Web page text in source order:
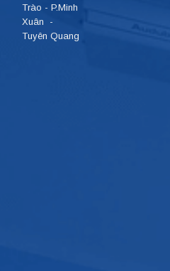
Trào - P.Minh
Xuân -
Tuyên Quang